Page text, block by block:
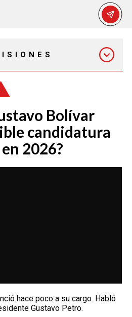
PM
EMISIÓN 7:00 PM
Bolívar
candidatura
2026?
hace poco a su cargo. Habló
Gustavo Petro.